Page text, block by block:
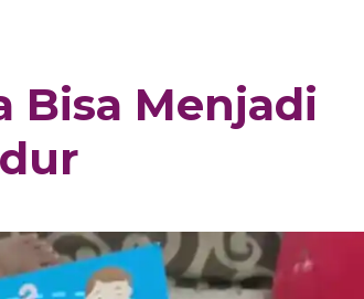
Bisa Menjadi